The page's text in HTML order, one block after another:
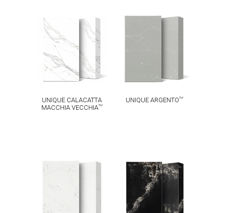
UNIQUE
CALACATTA
MACCHIA
VECCHIA
UNIQUE CALACATTA
MACCHIA VECCHIATM
ARGENTO
UNIQUE ARGENTOTM
UNIQUE
ICE BLACKTM